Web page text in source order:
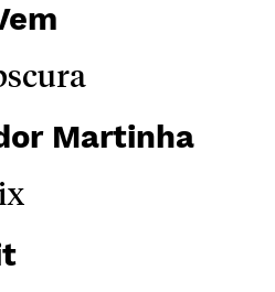
Martinha